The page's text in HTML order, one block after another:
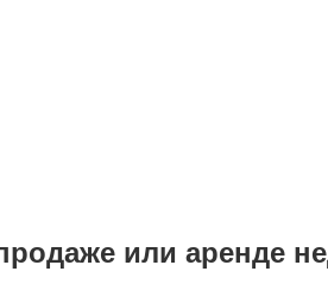
или аренде